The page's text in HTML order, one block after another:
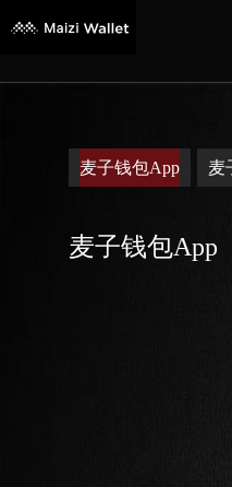
麦子钱包App 麦
麦子钱包App